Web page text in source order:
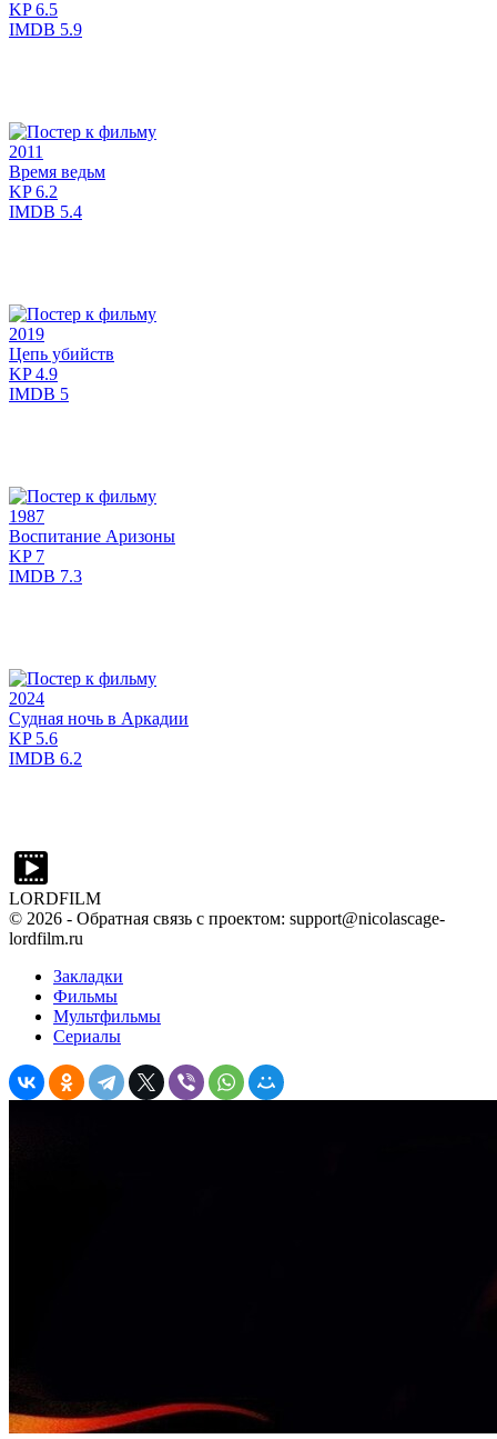
KP6.5
IMDB 5.9
2011
Время ведьм
KP6.2
IMDB 5.4
2019
Цепь убийств
KP4.9
IMDB 5
1987
Воспитание Аризоны
KP7
IMDB 7.3
2024
Судная ночь в Аркадии
KP5.6
IMDB 6.2
LORDFILM
© 2026 - Обратная связь с проектом: support@nicolascage-
lordfilm.ru
Закладки
Фильмы
Мультфильмы
Сериалы